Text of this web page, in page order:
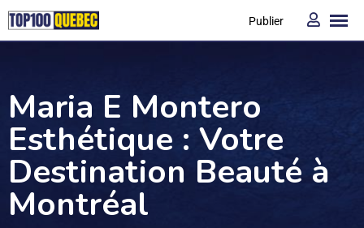
Publier
Maria E Montero
Esthétique : Votre
Destination Beauté à
Montréal